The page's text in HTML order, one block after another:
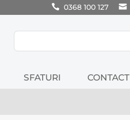
0368 100 127
SFATURI CONTACT